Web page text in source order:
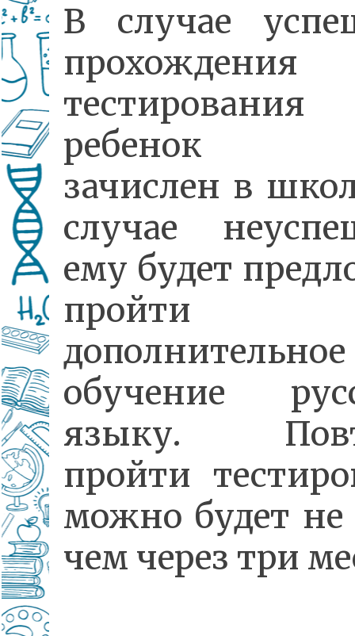
В случае
прохождения
тестирования
ребенок
зачислен в
случае
ему будет
пройти
дополнительное
обучение
языку.
пройти
можно будет не
чем через три